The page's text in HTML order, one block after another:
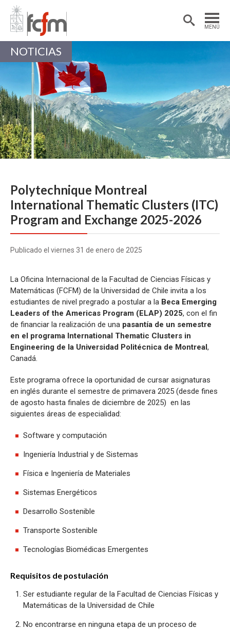
MENÚ
Estudiantes
Académicas/os
NOTICIAS
Polytechnique Montreal
International Thematic Clusters (ITC)
Program and Exchange 2025-2026
Publicado el viernes 31 de enero de 2025
La Oficina Internacional de la Facultad de Ciencias Físicas y
Matemáticas (FCFM) de la Universidad de Chile invita a los
estudiantes de nivel pregrado a postular a la Beca Emerging
Leaders of the Americas Program (ELAP) 2025, con el fin
de financiar la realización de una pasantía de un semestre
en el programa International Thematic Clusters in
Engineering de la Universidad Politécnica de Montreal,
Canadá.
Este programa ofrece la oportunidad de cursar asignaturas
en inglés durante el semestre de primavera 2025 (desde fines
de agosto hasta finales de diciembre de 2025) en las
siguientes áreas de especialidad:
Software y computación
Ingeniería Industrial y de Sistemas
Física e Ingeniería de Materiales
Sistemas Energéticos
Desarrollo Sostenible
Transporte Sostenible
Tecnologías Biomédicas Emergentes
Requisitos de postulación
Ser estudiante regular de la Facultad de Ciencias Físicas y
Matemáticas de la Universidad de Chile
No encontrarse en ninguna etapa de un proceso de